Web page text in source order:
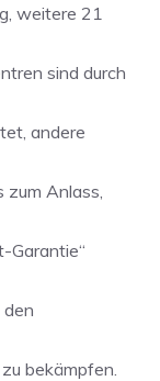
weitere 21
sind durch
andere
zum Anlass,
Garantie“
den
bekämpfen.